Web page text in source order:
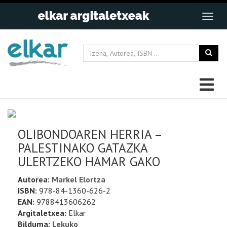
OLIBONDOAREN HERRIA –
PALESTINAKO GATAZKA
ULERTZEKO HAMAR GAKO
Autorea: Markel Elortza
ISBN: 978-84-1360-626-2
EAN: 9788413606262
Argitaletxea: Elkar
Bilduma: Lekuko